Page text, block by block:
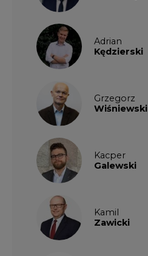
Adrian
Kędzierski
Grzegorz
Wiśniewski
Kacper
Galewski
Kamil
Zawicki